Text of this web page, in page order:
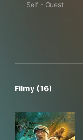
Self - Guest
Filmy (16)